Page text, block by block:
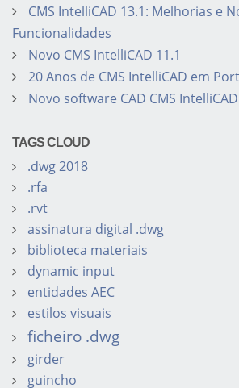
CMS IntelliCAD 13.1: Melhorias e
Funcionalidades
Novo CMS IntelliCAD 11.1
20 Anos de CMS IntelliCAD em
Novo software CAD CMS
TAGS CLOUD
.dwg 2018
.rfa
.rvt
assinatura digital .dwg
biblioteca materiais
dynamic input
entidades AEC
estilos visuais
ficheiro .dwg
girder
guincho